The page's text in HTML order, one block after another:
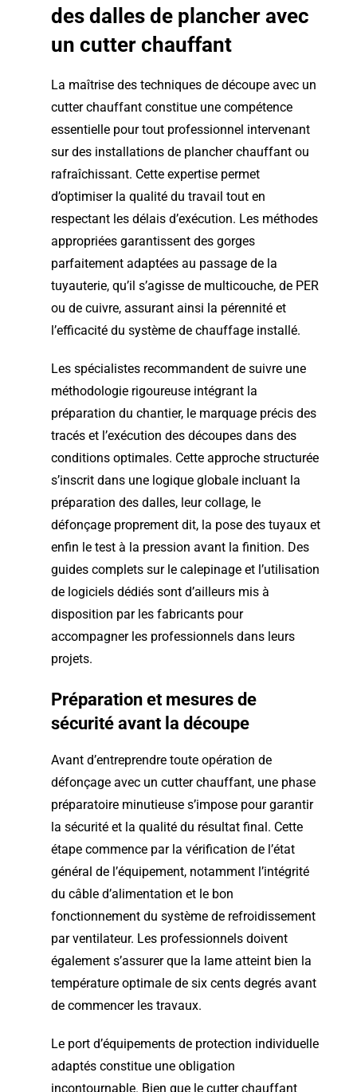
des dalles de plancher avec
un cutter chauffant
La maîtrise des techniques de découpe avec un
cutter chauffant constitue une compétence
essentielle pour tout professionnel intervenant
sur des installations de plancher chauffant ou
rafraîchissant. Cette expertise permet
d’optimiser la qualité du travail tout en
respectant les délais d’exécution. Les méthodes
appropriées garantissent des gorges
parfaitement adaptées au passage de la
tuyauterie, qu’il s’agisse de multicouche, de PER
ou de cuivre, assurant ainsi la pérennité et
l’efficacité du système de chauffage installé.
Les spécialistes recommandent de suivre une
méthodologie rigoureuse intégrant la
préparation du chantier, le marquage précis des
tracés et l’exécution des découpes dans des
conditions optimales. Cette approche structurée
s’inscrit dans une logique globale incluant la
préparation des dalles, leur collage, le
défonçage proprement dit, la pose des tuyaux et
enfin le test à la pression avant la finition. Des
guides complets sur le calepinage et l’utilisation
de logiciels dédiés sont d’ailleurs mis à
disposition par les fabricants pour
accompagner les professionnels dans leurs
projets.
Préparation et mesures de
sécurité avant la découpe
Avant d’entreprendre toute opération de
défonçage avec un cutter chauffant, une phase
préparatoire minutieuse s’impose pour garantir
la sécurité et la qualité du résultat final. Cette
étape commence par la vérification de l’état
général de l’équipement, notamment l’intégrité
du câble d’alimentation et le bon
fonctionnement du système de refroidissement
par ventilateur. Les professionnels doivent
également s’assurer que la lame atteint bien la
température optimale de six cents degrés avant
de commencer les travaux.
Le port d’équipements de protection individuelle
adaptés constitue une obligation
incontournable. Bien que le cutter chauffant